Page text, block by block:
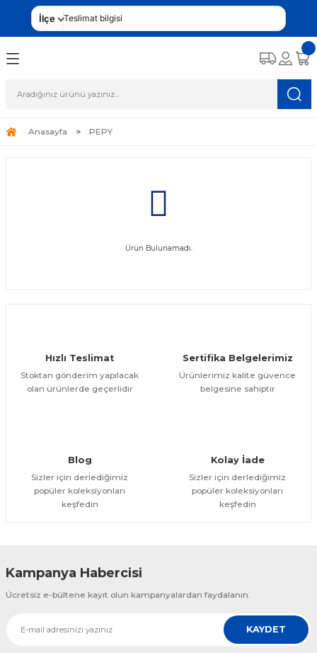
İlçe Teslimat bilgisi
Anasayfa PEPY
Ürün Bulunamadı.
Hızlı Teslimat
Stoktan gönderim yapılacak
olan ürünlerde geçerlidir
Sertifika Belgelerimiz
Ürünlerimiz kalite güvence
belgesine sahiptir
Blog
Sizler için derlediğimiz
popüler koleksiyonları
keşfedin
Kolay İade
Sizler için derlediğimiz
popüler koleksiyonları
keşfedin
Kampanya Habercisi
Ücretsiz e-bültene kayıt olun kampanyalardan faydalanın.
KAYDET